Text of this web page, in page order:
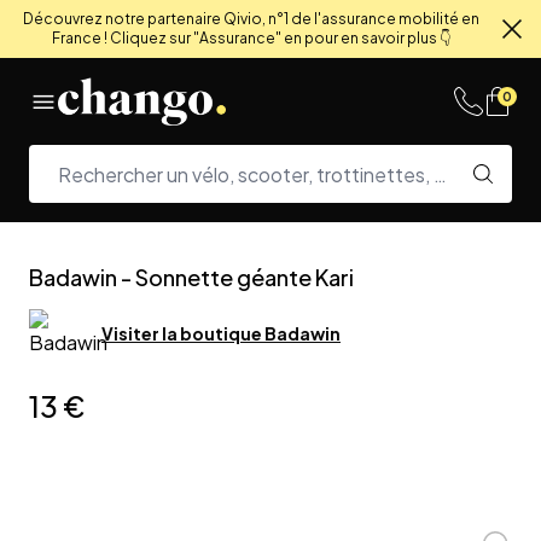
Découvrez notre partenaire Qivio, n°1 de l'assurance mobilité en
France ! Cliquez sur "Assurance" en pour en savoir plus 👇
0
Badawin -Sonnette géante Kari
Visiter la boutique Badawin
13 €